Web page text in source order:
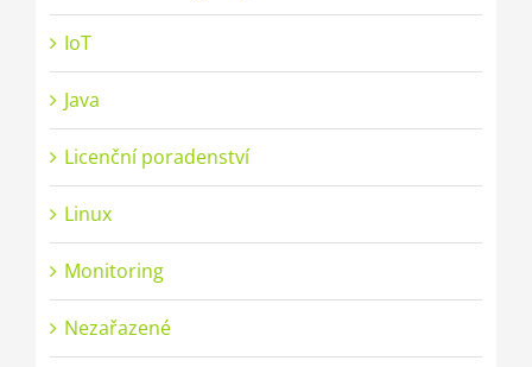
IoT
Java
Licenční poradenství
Linux
Monitoring
Nezařazené